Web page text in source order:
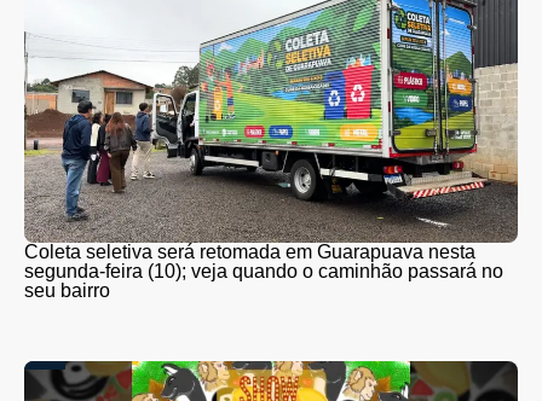
Coleta seletiva será retomada em Guarapuava nesta
segunda-feira (10); veja quando o caminhão passará no
seu bairro